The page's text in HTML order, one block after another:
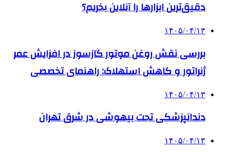
دقیق‌ترین ابزارها را آنلاین بخریم؟
۱۴۰۵/۰۴/۱۳
بررسی نقش روغن موتور گازسوز در افزایش عمر
ژنراتور و کاهش استهلاک: راهنمای تخصصی
۱۴۰۵/۰۴/۱۳
دندانپزشکی تحت بیهوشی در شرق تهران
۱۴۰۵/۰۴/۱۳